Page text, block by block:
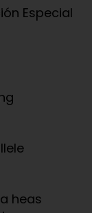
Especial
heas